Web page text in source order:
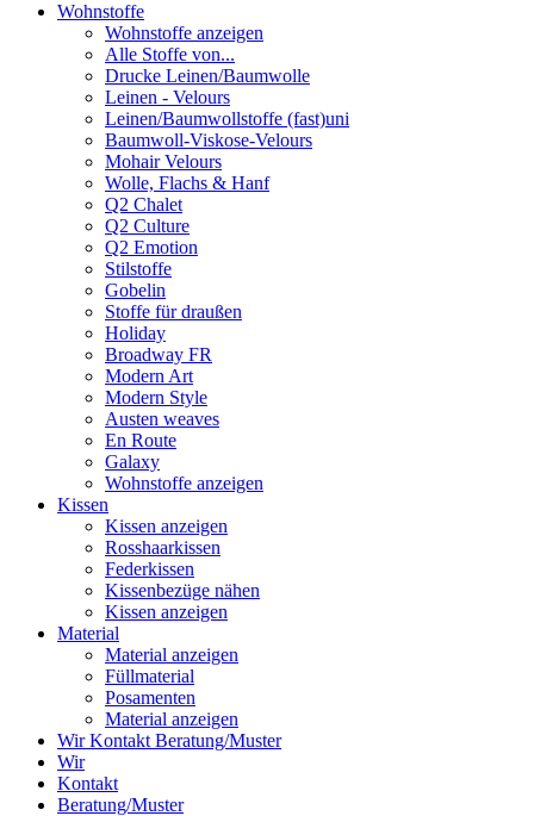
Wohnstoffe
Wohnstoffe anzeigen
Alle Stoffe von...
Drucke Leinen/Baumwolle
Leinen - Velours
Leinen/Baumwollstoffe (fast)uni
Baumwoll-Viskose-Velours
Mohair Velours
Wolle, Flachs & Hanf
Q2 Chalet
Q2 Culture
Q2 Emotion
Stilstoffe
Gobelin
Stoffe für draußen
Holiday
Broadway FR
Modern Art
Modern Style
Austen weaves
En Route
Galaxy
Wohnstoffe anzeigen
Kissen
Kissen anzeigen
Rosshaarkissen
Federkissen
Kissenbezüge nähen
Kissen anzeigen
Material
Material anzeigen
Füllmaterial
Posamenten
Material anzeigen
WirKontakt Beratung/Muster
Wir
Kontakt
Beratung/Muster